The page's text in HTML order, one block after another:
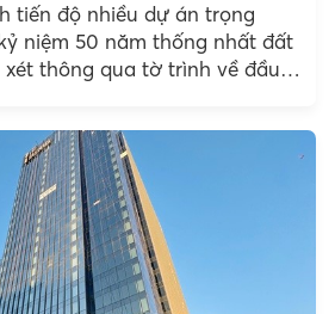
tiến độ nhiều dự án trọng
niệm 50 năm thống nhất đất
xét thông qua tờ trình về đầu